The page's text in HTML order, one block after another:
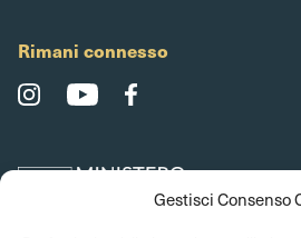
Gestisci Consenso
Rimani connesso